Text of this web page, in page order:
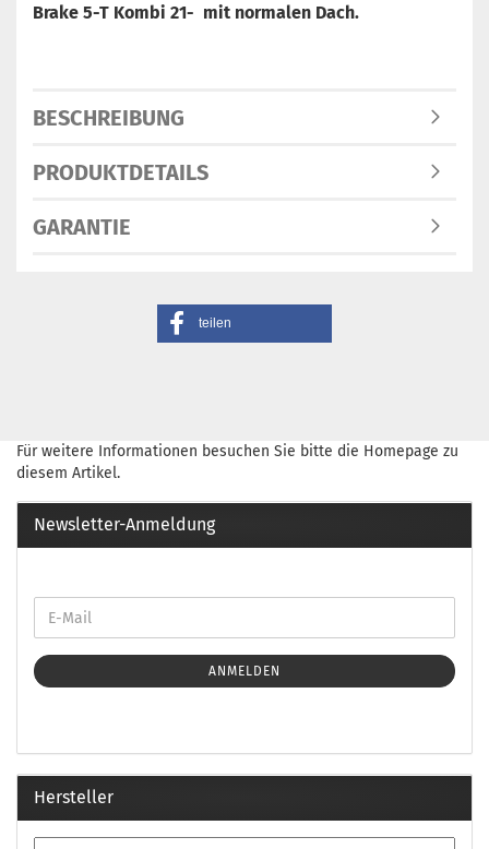
Brake 5-T Kombi 21- mit normalen Dach.
BESCHREIBUNG
PRODUKTDETAILS
GARANTIE
teilen
Für weitere Informationen besuchen Sie bitte die Homepage zu
diesem Artikel.
Newsletter-Anmeldung
ANMELDEN
Hersteller